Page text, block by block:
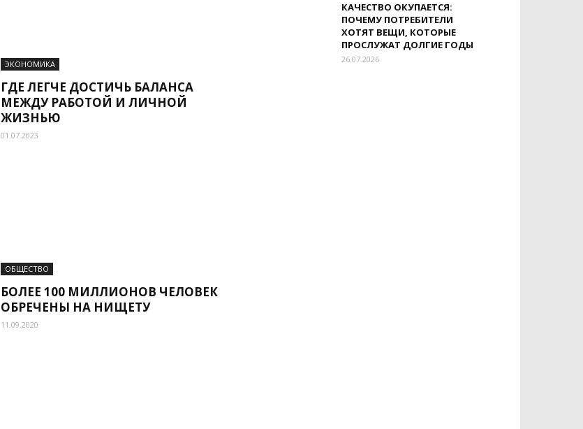
ЭКОНОМИКА
ГДЕ ЛЕГЧЕ ДОСТИЧЬ БАЛАНСА
МЕЖДУ РАБОТОЙ И ЛИЧНОЙ
ЖИЗНЬЮ
01.07.2023
ОБЩЕСТВО
БОЛЕЕ 100 МИЛЛИОНОВ ЧЕЛОВЕК
ОБРЕЧЕНЫ НА НИЩЕТУ
11.09.2020
КАЧЕСТВО ОКУПАЕТСЯ:
ПОЧЕМУ ПОТРЕБИТЕЛИ
ХОТЯТ ВЕЩИ, КОТОРЫЕ
ПРОСЛУЖАТ ДОЛГИЕ ГОДЫ
26.07.2026